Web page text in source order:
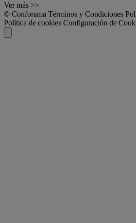
Ver más >>
© Conforama Términos y Condiciones
Política de cookies Configuración de